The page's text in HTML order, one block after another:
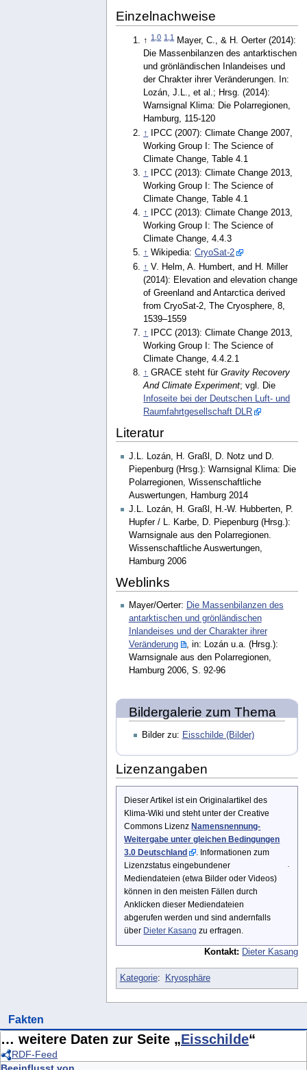
Einzelnachweise
↑1,0 1,1
Mayer, C., & H. Oerter (2014):
Die Massenbilanzen des antarktischen
und grönländischen Inlandeises und
der Chrakter ihrer Veränderungen. In:
Lozán, J.L., et al.; Hrsg. (2014):
Warnsignal Klima: Die Polarregionen,
Hamburg, 115-120
↑
IPCC (2007): Climate Change 2007,
Working Group I: The Science of
Climate Change, Table 4.1
↑
IPCC (2013): Climate Change 2013,
Working Group I: The Science of
Climate Change, Table 4.1
↑
IPCC (2013): Climate Change 2013,
Working Group I: The Science of
Climate Change, 4.4.3
↑ Wikipedia:CryoSat-2
↑ V. Helm, A. Humbert, and H. Miller
(2014): Elevation and elevation change
of Greenland and Antarctica derived
from CryoSat-2, The Cryosphere, 8,
1539–1559
↑
IPCC (2013): Climate Change 2013,
Working Group I: The Science of
Climate Change, 4.4.2.1
↑ GRACE steht fürGravity Recovery
And Climate Experiment; vgl. Die
Infoseite bei der Deutschen Luft- und
Raumfahrtgesellschaft DLR
Literatur
J.L. Lozán, H. Graßl, D. Notz und D.
Piepenburg (Hrsg.): Warnsignal Klima: Die
Polarregionen, Wissenschaftliche
Auswertungen, Hamburg 2014
J.L. Lozán, H. Graßl, H.-W. Hubberten, P.
Hupfer / L. Karbe, D. Piepenburg (Hrsg.):
Warnsignale aus den Polarregionen.
Wissenschaftliche Auswertungen,
Hamburg 2006
Weblinks
Mayer/Oerter: Die Massenbilanzen des
antarktischen und grönländischen
Inlandeises und der Charakter ihrer
Veränderung
, in: Lozán u.a. (Hrsg.):
Warnsignale aus den Polarregionen,
Hamburg 2006, S. 92-96
Bildergalerie zum Thema
Bilder zu: Eisschilde (Bilder)
Lizenzangaben
Dieser Artikel ist ein Originalartikel des
Klima-Wiki und steht unter der Creative
Commons Lizenz Namensnennung-
Weitergabe unter gleichen Bedingungen
3.0 Deutschland
. Informationen zum
Lizenzstatus eingebundener
Mediendateien (etwa Bilder oder Videos)
können in den meisten Fällen durch
Anklicken dieser Mediendateien
abgerufen werden und sind andernfalls
über Dieter Kasang zu erfragen.
Kontakt: Dieter Kasang
Kategorie: Kryosphäre
Fakten
… weitere Daten zur Seite „Eisschilde“
RDF-Feed